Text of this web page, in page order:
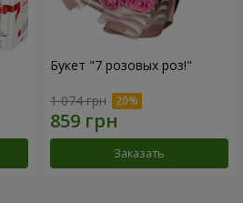
Букет "7 розовых роз!"
1 074 грн
Заказать